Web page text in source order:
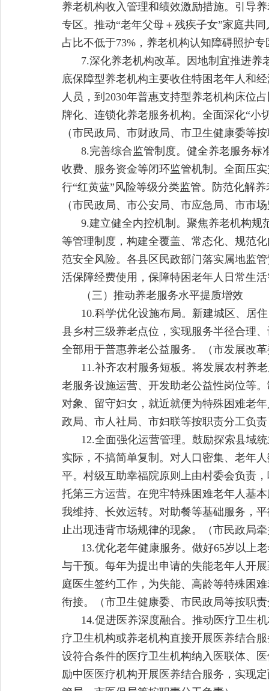
养老机构收入管理和绩效激励措施。引导
专区。推动“老年父母＋残疾子女”家庭共
占比不低于73%，养老机构认知障碍照护
7.深化养老机构改革。因地制宜推进
底保障型养老机构主要收住特困老年人和
人员，到2030年普惠支持型养老机构床位
牌化、连锁化养老服务机构。全面深化“小
（市民政局、市财政局、市卫生健康委等
8.完善综合监管制度。健全养老服务
收费、服务资金等闭环监管机制。全面压
行“红黄蓝”风险等级分类监管。防范化解
（市民政局、市公安局、市应急局、市市
9.建立健全内控机制。聚焦养老机构
等管理制度，构建全覆盖、常态化、规范
范安全风险。各县区民政部门落实属地监
活保障经费使用，保障特困老年人日常生
（三）推动养老服务水平提质增效
10.科学优化设施布局。新建城区、居
县乡村三级养老点位，实现服务半径合理
全部用于普惠养老公益服务。（市发展改
11.补齐农村服务短板。将发展农村养
老服务设施运营、开发助老公益性岗位等
对象、留守妇女，就近就便为特殊困难老
政局、市人社局、市妇联等按职责分工负责
12.全面强化运营管理。鼓励探索县域
实际，不搞简单复制。对人口密集、老年
平。村级互助幸福院原则上由村委会负责
托第三方运营。在兜牢特殊困难老年人基
我维持、长效运转。对助餐等基础服务，
止出现违背市场规律的现象。（市民政局
13.优化老年健康服务。做好65岁以上
与干预。每年为提出申请的失能老年人开
庭医生签约工作，为失能、高龄等特殊困
衔接。（市卫生健康委、市民政局等按职
14.促进医养深度融合。推动医疗卫生
疗卫生机构或养老机构直接开展医养结合
设符合条件的医疗卫生机构纳入医联体、
励中医医疗机构开展医养结合服务，实现